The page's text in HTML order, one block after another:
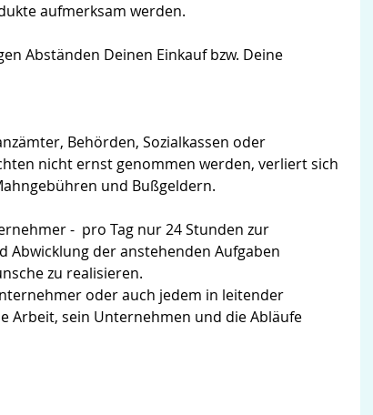
aufmerksam werden.
Abständen Deinen Einkauf bzw. Deine
Behörden, Sozialkassen oder
nicht ernst genommen werden, verliert sich
und Bußgeldern.
- pro Tag nur 24 Stunden zur
Abwicklung der anstehenden Aufgaben
zu realisieren.
oder auch jedem in leitender
Arbeit, sein Unternehmen und die Abläufe